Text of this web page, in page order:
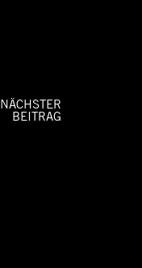
NÄCHSTER
BEITRAG